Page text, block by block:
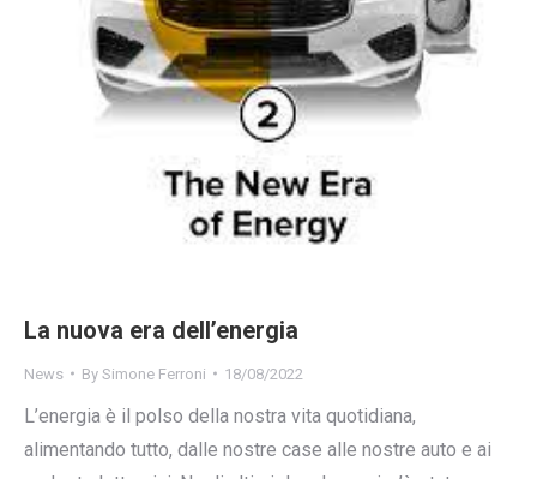
La nuova era dell’energia
News By Simone Ferroni 18/08/2022
L’energia è il polso della nostra vita quotidiana,
alimentando tutto, dalle nostre case alle nostre auto e ai